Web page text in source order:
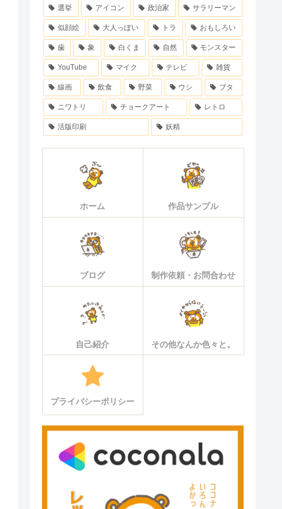
選挙 アイコン 政治家 サラリーマン
似顔絵 大人っぽい トラ おもしろい
歯 象 白くま 自然 モンスター
YouTube マイク テレビ 雑貨
線画 飲食 野菜 ウシ ブタ
ニワトリ チョークアート レトロ
活版印刷 妖精
ホーム 作品サンプル
ブログ 制作依頼・お問合わせ
自己紹介 その他なんか色々と。
プライバシーポリシー